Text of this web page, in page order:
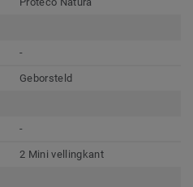
-
Geborsteld
-
2 Mini vellingkant